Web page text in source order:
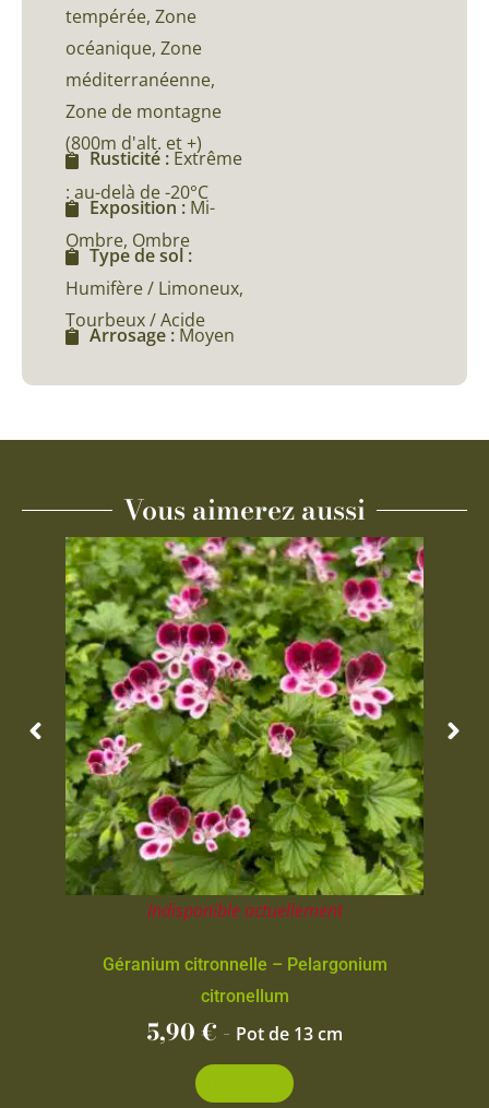
tempérée, Zone
océanique, Zone
méditerranéenne,
Zone de montagne
(800m d'alt. et +)
Rusticité : Extrême
: au-delà de -20°C
Exposition :Mi-
Ombre, Ombre
Type de sol :
Humifère / Limoneux,
Tourbeux / Acide
Arrosage : Moyen
Vous aimerez aussi
Indisponible actuellement
Géranium citronnelle – Pelargonium
citronellum
5,90€ - Pot de 13 cm